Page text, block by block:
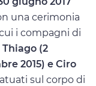
una cerimonia
i compagni di
Thiago (2
2015) e Ciro
sul corpo di